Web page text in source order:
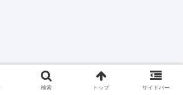
検索 トップ サイドバー